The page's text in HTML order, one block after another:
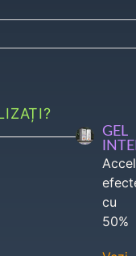
GEL
cu
50%